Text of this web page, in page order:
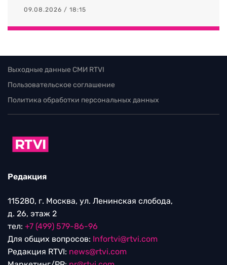
09.08.2026 / 18:15
Выходные данные СМИ RTVI
Пользовательское соглашение
Политика обработки персональных данных
Редакция
115280, г. Москва, ул. Ленинская слобода,
д. 26, этаж 2
тел: +7 (499) 579-86-96
Для общих вопросов: Infortvi@rtvi.com
Редакция RTVI: news@rtvi.com